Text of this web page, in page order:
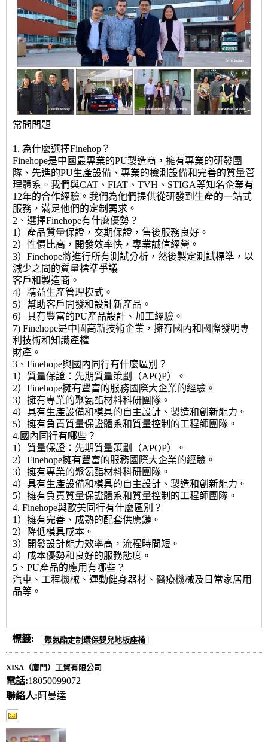
常問問題
1. 為什麼選擇Finehop？
Finehope是中國最專業的PU製造商，擁有專業的研發團
隊、先進的PU生產設備、專業的檢測設備和完善的質量管
理體系。我們與CAT、FIAT、TVH、STIGA等知名企業有
12年的合作經驗。我們為他們提供從研發到生產的一站式
服務，滿足他們的定制需求。
2、選擇Finehope有什麼優勢？
1）產品質量保證，交期保證，售後服務良好。
2）性價比高，開發效率快，專業誠信經營。
3）Finehope將進行所有測試分析，然後製定測試標準，以
減少之間的質量標準爭議
客戶和製造商。
4）精益生產管理模式。
5）幫助客戶開發和設計新產品。
6）具有豐富的PU產品設計、加工經驗。
7) Finehope是中國高新技術企業，擁有國內和國際發明專
利技術和知識產權
財產。
3、Finehope與國內同行有什麼區別？
1）質量保證：先期質量策劃（APQP）。
2）Finehope擁有豐富的服務國際大企業的經驗。
3）擁有專業的聚氨酯材料科研團隊。
4）具有生產設備和模具的自主設計、製造和創新能力。
5）擁有負責質量保證體系和質量控制的工程師團隊。
4.國內同行有哪些？
1）質量保證：先期質量策劃（APQP）。
2）Finehope擁有豐富的服務國際大企業的經驗。
3）擁有專業的聚氨酯材料科研團隊。
4）具有生產設備和模具的自主設計、製造和創新能力。
5）擁有負責質量保證體系和質量控制的工程師團隊。
4. Finehope與歐美同行有什麼區別？
1）擁有完善、成熟的配套供應鏈。
2）降低模具成本。
3）開發設計能力效率高，流程時間短。
4）成本優勢和良好的服務態度。
5、PU產品的應用有哪些？
汽車、工程機械、運動健身器材、醫療機械及日常家居用
品等。
標籤: 聚氨酯定制環保嬰兒地板座椅
XISA（廈門）工貿有限公司
電話:18050099072
聯絡人: 阿曼達